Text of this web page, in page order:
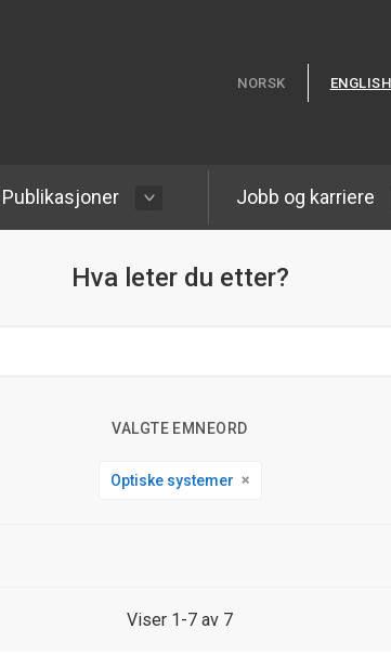
NORSK ENGLISH
Publikasjoner Jobb og karriere
Hva leter du etter?
VALGTE EMNEORD
Optiske systemer
Viser 1-7 av 7